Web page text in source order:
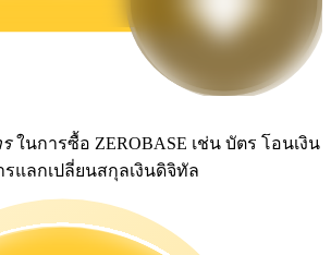
และเข้าถึงได้ทันที
ในการซื้อ ZEROBASE เช่น บัตร โอนเงิน
แลกเปลี่ยนสกุลเงินดิจิทัล